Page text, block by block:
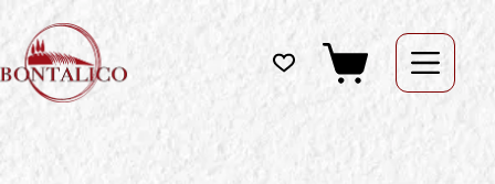
contenuto
Carrello